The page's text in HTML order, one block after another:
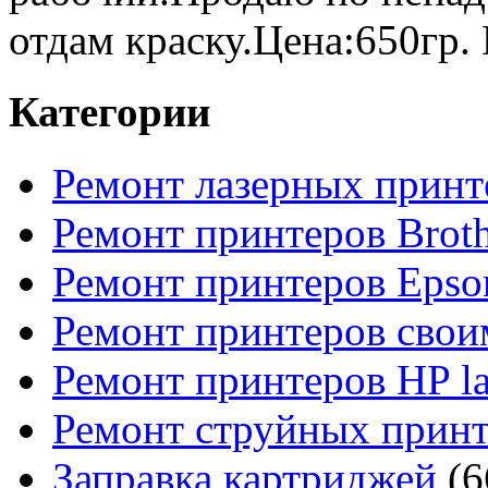
отдам краску.Цена:650гр.
Категории
Ремонт лазерных
Ремонт принтеров
Ремонт принтеров
Ремонт принтеров
Ремонт принтеров HP
Ремонт струйных
Заправка картриджей